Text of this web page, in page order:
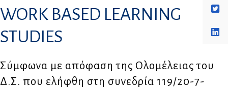
WORK BASED LEARNING
STUDIES
Σύμφωνα με απόφαση της Ολομέλειας του
Δ.Σ. που ελήφθη στη συνεδρία 119/20-7-